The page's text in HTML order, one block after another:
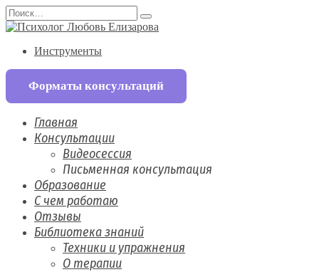
Перейти
к
Search
for:
Инструменты
Форматы консультаций
Главная
Консультации
Видеосессия
Письменная консультация
Образование
С чем работаю
Отзывы
Библиотека знаний
Техники и упражнения
О терапии